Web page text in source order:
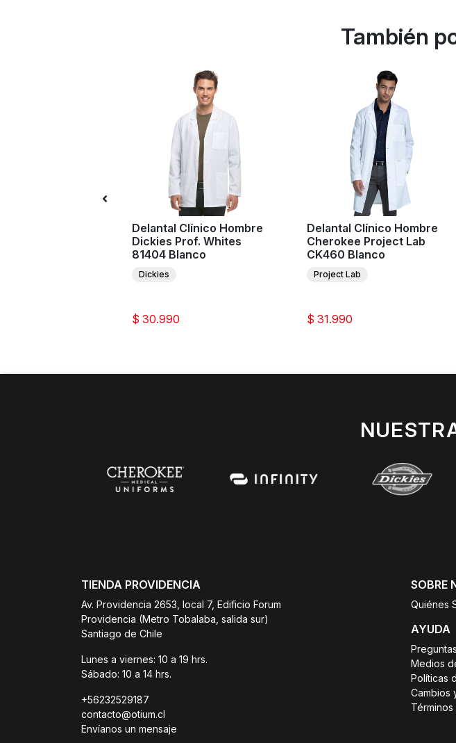
También
Delantal Clínico Hombre
Dickies Prof. Whites
81404 Blanco
Dickies
$ 30.990
Delantal Clínico Hombre
Cherokee Project Lab
CK460 Blanco
Project Lab
$ 31.990
TIENDA PROVIDENCIA
Av. Providencia 2653, local 7, Edificio Forum
Providencia (Metro Tobalaba, salida sur)
Santiago de Chile
Lunes a viernes: 10 a 19 hrs.
Sábado: 10 a 14 hrs.
+56232529187
contacto@otium.cl
Envíanos un mensaje
SOBRE
Quiénes
AYUDA
Medios
Políticas
Cambios